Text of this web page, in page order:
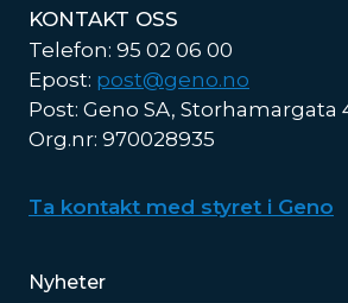
KONTAKT OSS
Telefon: 95 02 06 00
Epost: post@geno.no
Post: Geno SA, Storhamargata
Org.nr: 970028935
Ta kontakt med styret i Geno
Lenker
Nyheter